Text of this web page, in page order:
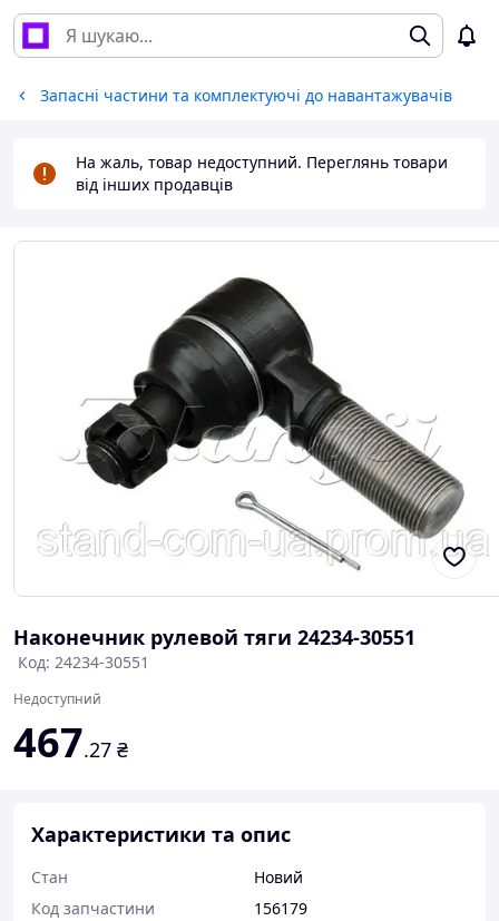
Запасні частини та комплектуючі до навантажувачів
На жаль, товар недоступний. Переглянь товари
від інших продавців
Наконечник рулевой тяги 24234-30551
Код: 24234-30551
Недоступний
467.27 ₴
Характеристики та опис
Стан
Новий
Код запчастини
156179